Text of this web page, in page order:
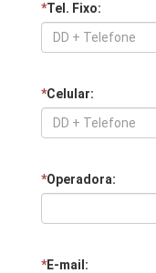
*Tel. Fixo:
*Celular:
*Operadora:
*E-mail: